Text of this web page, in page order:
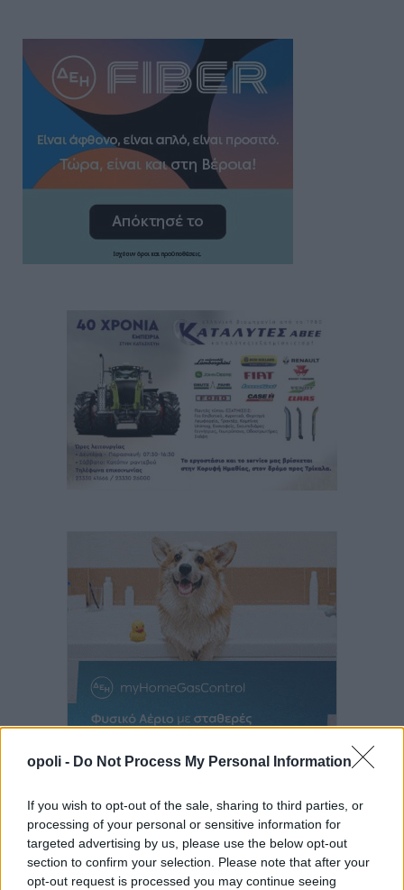
opoli - Do Not Process My Personal Information
If you wish to opt-out of the sale, sharing to third parties, or
processing of your personal or sensitive information for
targeted advertising by us, please use the below opt-out
section to confirm your selection. Please note that after your
opt-out request is processed you may continue seeing